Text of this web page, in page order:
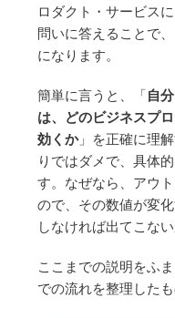
ロダクト・サービス
問いに答えることで
になります。
簡単に言うと、「自
は、どのビジネスプ
効くか」を正確に理
りではダメで、具体
す。なぜなら、アウ
ので、その数値が変
しなければ出てこない
ここまでの説明をふ
での流れを整理した